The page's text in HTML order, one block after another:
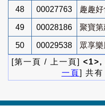
48 00027763 趣趣
49 00028186 聚寶第
50 00029538
眾享樂
[第一頁 / 上一頁] <1>,
一頁] 共有